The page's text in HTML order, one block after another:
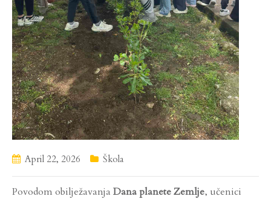
April 22, 2026 Škola
Povodom obilježavanja Dana planete Zemlje, učenici